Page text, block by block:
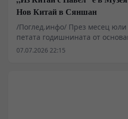
Нов Китай в Сяншан
/Поглед.инфо/ През месец юли
петата годишнината от
това в новия епизод на „Из
07.07.2026 22:15